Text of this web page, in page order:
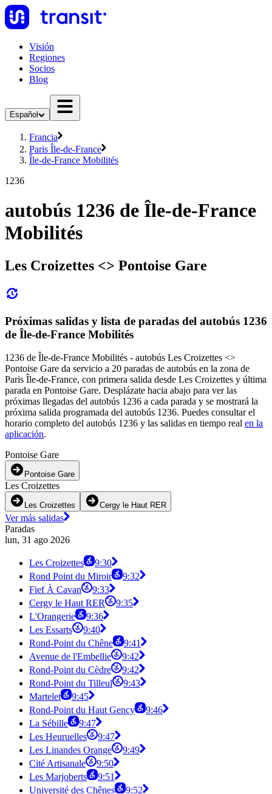
Visión
Regiones
Socios
Blog
Español
Francia
Paris Île-de-France
Île-de-France Mobilités
1236
autobús 1236 de Île-de-France
Mobilités
Les Croizettes <> Pontoise Gare
Próximas salidas y lista de paradas del autobús 1236
de Île-de-France Mobilités
1236 de Île-de-France Mobilités - autobús Les Croizettes <>
Pontoise Gare da servicio a 20 paradas de autobús en la zona de
Paris Île-de-France, con primera salida desde Les Croizettes y última
parada en Pontoise Gare. Desplázate hacia abajo para ver las
próximas llegadas del autobús 1236 a cada parada y se mostrará la
próxima salida programada del autobús 1236. Puedes consultar el
horario completo del autobús 1236 y las salidas en tiempo real en la
aplicación.
Pontoise Gare
Pontoise Gare
Les Croizettes
Les Croizettes Cergy le Haut RER
Ver más salidas
Paradas
lun, 31 ago 2026
Les Croizettes
9:30
Rond Point du Miroir
9:32
Fief À Cavan
9:33
Cergy le Haut RER
9:35
L'Orangerie
9:36
Les Essarts
9:40
Rond-Point du Chêne
9:41
Avenue de l'Embellie
9:42
Rond-Point du Cèdre
9:42
Rond-Point du Tilleul
9:43
Martelet
9:45
Rond-Point du Haut Gency
9:46
La Sébille
9:47
Les Heuruelles
9:47
Les Linandes Orange
9:49
Cité Artisanale
9:50
Les Marjoberts
9:51
Université des Chênes
9:52